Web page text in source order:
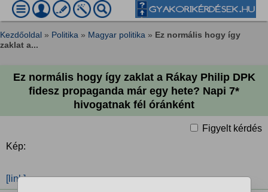
Kezdőoldal » Politika » Magyar politika » Ez normális hogy így
zaklat a...
Ez normális hogy így zaklat a Rákay Philip DPK
fidesz propaganda már egy hete? Napi 7*
hivogatnak fél óránként
Figyelt kérdés
Kép:
[link]